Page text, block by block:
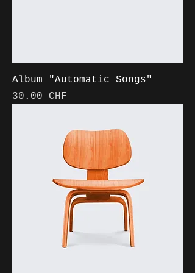
Album "Automatic Songs"
Prix
30.00 CHF